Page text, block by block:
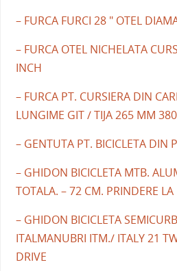
– FURCA FURCI 28 " OTEL
– FURCA OTEL NICHELATA
INCH
– FURCA PT. CURSIERA DIN
LUNGIME GIT / TIJA 265 MM
– GENTUTA PT. BICICLETA DIN
– GHIDON BICICLETA MTB.
TOTALA. – 72 CM. PRINDERE
– GHIDON BICICLETA
ITALMANUBRI ITM./ ITALY 21
DRIVE